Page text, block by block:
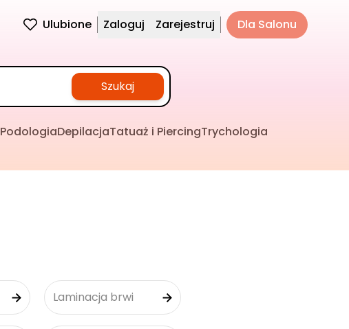
Ulubione Zaloguj Zarejestruj Dla Salonu
Szukaj
PodologiaDepilacjaTatuaż i PiercingTrychologia
Laminacja brwi